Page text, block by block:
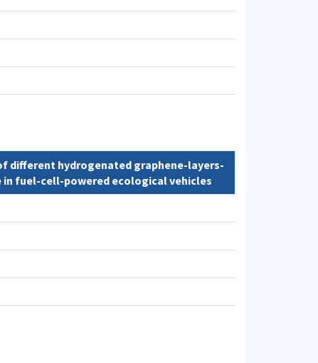
different hydrogenated graphene-layers-
fuel-cell-powered ecological vehicles